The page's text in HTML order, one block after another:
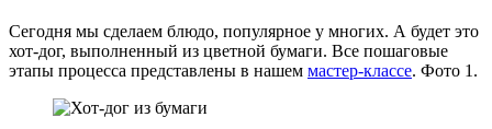
Сегодня мы сделаем блюдо, популярное у многих. А будет это
хот-дог, выполненный из цветной бумаги. Все пошаговые
этапы процесса представлены в нашем мастер-классе. Фото 1.